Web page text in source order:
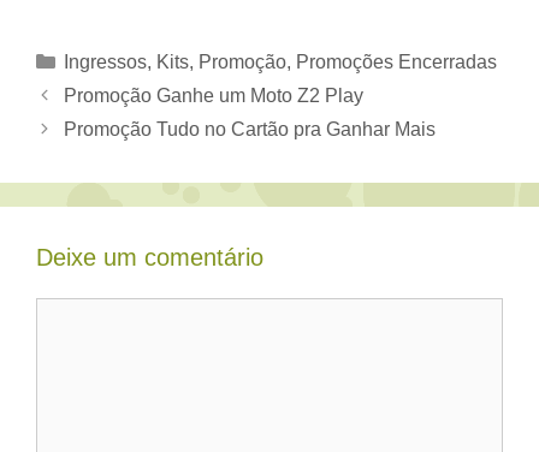
Categorias
Ingressos, Kits, Promoção, Promoções Encerradas
Promoção Ganhe um Moto Z2 Play
Promoção Tudo no Cartão pra Ganhar Mais
Deixe um comentário